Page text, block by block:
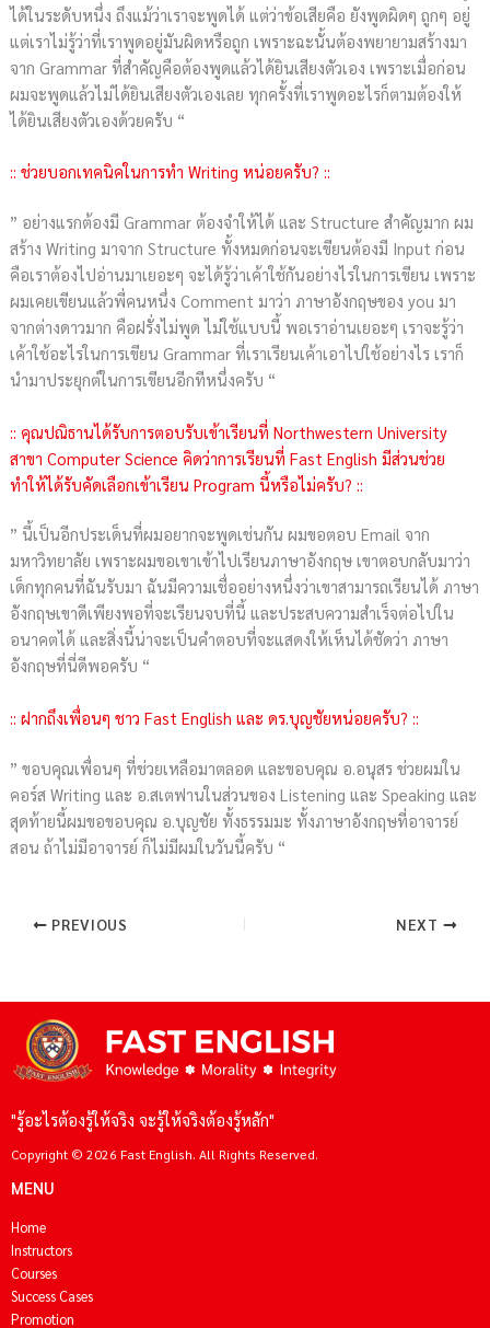
ได้ในระดับหนึ่ง ถึงแม้ว่าเราจะพูดได้ แต่ว่าข้อเสียคือ ยังพูดผิดๆ ถูกๆ อยู่
แต่เราไม่รู้ว่าที่เราพูดอยู่มันผิดหรือถูก เพราะฉะนั้นต้องพยายามสร้างมา
จาก Grammar ที่สำคัญคือต้องพูดแล้วได้ยินเสียงตัวเอง เพราะเมื่อก่อน
ผมจะพูดแล้วไม่ได้ยินเสียงตัวเองเลย ทุกครั้งที่เราพูดอะไรก็ตามต้องให้
ได้ยินเสียงตัวเองด้วยครับ “
:: ช่วยบอกเทคนิคในการทำ Writing หน่อยครับ? ::
” อย่างแรกต้องมี Grammar ต้องจำให้ได้ และ Structure สำคัญมาก ผม
สร้าง Writing มาจาก Structure ทั้งหมดก่อนจะเขียนต้องมี Input ก่อน
คือเราต้องไปอ่านมาเยอะๆ จะได้รู้ว่าเค้าใช้กันอย่างไรในการเขียน เพราะ
ผมเคยเขียนแล้วพี่คนหนึ่ง Comment มาว่า ภาษาอังกฤษของ you มา
จากต่างดาวมาก คือฝรั่งไม่พูด ไม่ใช้แบบนี้ พอเราอ่านเยอะๆ เราจะรู้ว่า
เค้าใช้อะไรในการเขียน Grammar ที่เราเรียนเค้าเอาไปใช้อย่างไร เราก็
นำมาประยุกต์ในการเขียนอีกทีหนึ่งครับ “
:: คุณปณิธานได้รับการตอบรับเข้าเรียนที่ Northwestern University
สาขา Computer Science คิดว่าการเรียนที่ Fast English มีส่วนช่วย
ทำให้ได้รับคัดเลือกเข้าเรียน Program นี้หรือไม่ครับ? ::
” นี้เป็นอีกประเด็นที่ผมอยากจะพูดเช่นกัน ผมขอตอบ Email จาก
มหาวิทยาลัย เพราะผมขอเขาเข้าไปเรียนภาษาอังกฤษ เขาตอบกลับมาว่า
เด็กทุกคนที่ฉันรับมา ฉันมีความเชื่ออย่างหนึ่งว่าเขาสามารถเรียนได้ ภาษา
อังกฤษเขาดีเพียงพอที่จะเรียนจบที่นี้ และประสบความสำเร็จต่อไปใน
อนาคตได้ และสิ่งนี้น่าจะเป็นคำตอบที่จะแสดงให้เห็นได้ชัดว่า ภาษา
อังกฤษที่นี่ดีพอครับ “
:: ฝากถึงเพื่อนๆ ชาว Fast English และ ดร.บุญชัยหน่อยครับ? ::
” ขอบคุณเพื่อนๆ ที่ช่วยเหลือมาตลอด และขอบคุณ อ.อนุสร ช่วยผมใน
คอร์ส Writing และ อ.สเตฟานในส่วนของ Listening และ Speaking และ
สุดท้ายนี้ผมขอขอบคุณ อ.บุญชัย ทั้งธรรมมะ ทั้งภาษาอังกฤษที่อาจารย์
สอน ถ้าไม่มีอาจารย์ ก็ไม่มีผมในวันนี้ครับ “
PREVIOUS NEXT
"รู้อะไรต้องรู้ให้จริง จะรู้ให้จริงต้องรู้หลัก"
Copyright © 2026 Fast English. All Rights Reserved.
MENU
Home
Instructors
Courses
Success Cases
Promotion